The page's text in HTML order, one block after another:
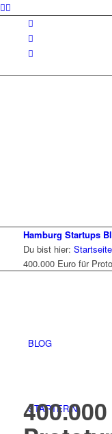
BLOG
STARTERiN
Hamburg Startups
Du bist hier: Startseite
400.000 Euro für